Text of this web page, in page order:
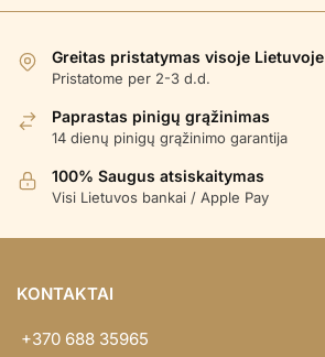
Greitas pristatymas visoje Lietuvoje
Pristatome per 2-3 d.d.
Paprastas pinigų grąžinimas
14 dienų pinigų grąžinimo garantija
100% Saugus atsiskaitymas
Visi Lietuvos bankai / Apple Pay
KONTAKTAI
+370 688 35965